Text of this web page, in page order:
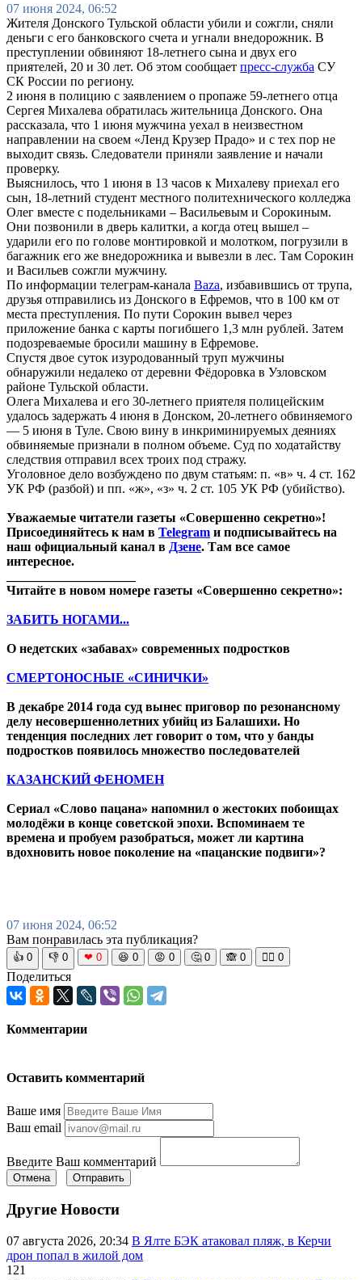
07 июня 2024, 06:52
Жителя Донского Тульской области убили и сожгли, сняли
деньги с его банковского счета и угнали внедорожник. В
преступлении обвиняют 18-летнего сына и двух его
приятелей, 20 и 30 лет. Об этом сообщает пресс-служба СУ
СК России по региону.
2 июня в полицию с заявлением о пропаже 59-летнего отца
Сергея Михалева обратилась жительница Донского. Она
рассказала, что 1 июня мужчина уехал в неизвестном
направлении на своем «Ленд Крузер Прадо» и с тех пор не
выходит связь. Следователи приняли заявление и начали
проверку.
Выяснилось, что 1 июня в 13 часов к Михалеву приехал его
сын, 18-летний студент местного политехнического колледжа
Олег вместе с подельниками – Васильевым и Сорокиным.
Они позвонили в дверь калитки, а когда отец вышел –
ударили его по голове монтировкой и молотком, погрузили в
багажник его же внедорожника и вывезли в лес. Там Сорокин
и Васильев сожгли мужчину.
По информации телеграм-канала Baza, избавившись от трупа,
друзья отправились из Донского в Ефремов, что в 100 км от
места преступления. По пути Сорокин вывел через
приложение банка с карты погибшего 1,3 млн рублей. Затем
подозреваемые бросили машину в Ефремове.
Спустя двое суток изуродованный труп мужчины
обнаружили недалеко от деревни Фёдоровка в Узловском
районе Тульской области.
Олега Михалева и его 30-летнего приятеля полицейским
удалось задержать 4 июня в Донском, 20-летнего обвиняемого
— 5 июня в Туле. Свою вину в инкриминируемых деяниях
обвиняемые признали в полном объеме. Суд по ходатайству
следствия отправил всех троих под стражу.
Уголовное дело возбуждено по двум статьям: п. «в» ч. 4 ст. 162
УК РФ (разбой) и пп. «ж», «з» ч. 2 ст. 105 УК РФ (убийство).
Уважаемые читатели газеты «Совершенно секретно»!
Присоединяйтесь к нам в Telegram и подписывайтесь на
наш официальный канал в Дзене. Там все самое
интересное.
Читайте в новом номере газеты «Совершенно секретно»:
ЗАБИТЬ НОГАМИ...
О недетских «забавах» современных подростков
СМЕРТОНОСНЫЕ «СИНИЧКИ»
В декабре 2014 года суд вынес приговор по резонансному
делу несовершеннолетних убийц из Балашихи. Но
тенденция последних лет говорит о том, что у банды
подростков появилось множество последователей
КАЗАНСКИЙ ФЕНОМЕН
Сериал «Слово пацана» напомнил о жестоких побоищах
молодёжи в конце советской эпохи. Вспоминаем те
времена и пробуем разобраться, может ли картина
вдохновить новое поколение на «пацанские подвиги»?
07 июня 2024, 06:52
Вам понравилась эта публикация?
👍 0 👎 0 ❤ 0 😆 0 😡 0 🤔 0 🙈 0 🧘‍♀️ 0
Поделиться
Комментарии
Оставить комментарий
Ваше имя
Ваш email
Введите Ваш комментарий
Отмена Отправить
Другие Новости
07 августа 2026, 20:34 В Ялте БЭК атаковал пляж, в Керчи
дрон попал в жилой дом
121